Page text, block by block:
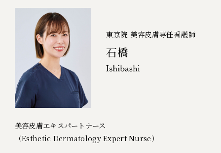
東京院 美容皮膚専任看護師
石橋
美容皮膚エキスパートナース
（Esthetic Dermatology Expert Nurse）